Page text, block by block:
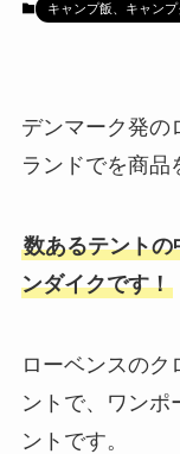
キャンプ飯、キャン
デンマーク発の
ランドでを商品
数あるテント
ンダイクです！
ローベンスのク
ントで、ワンポ
ントです。